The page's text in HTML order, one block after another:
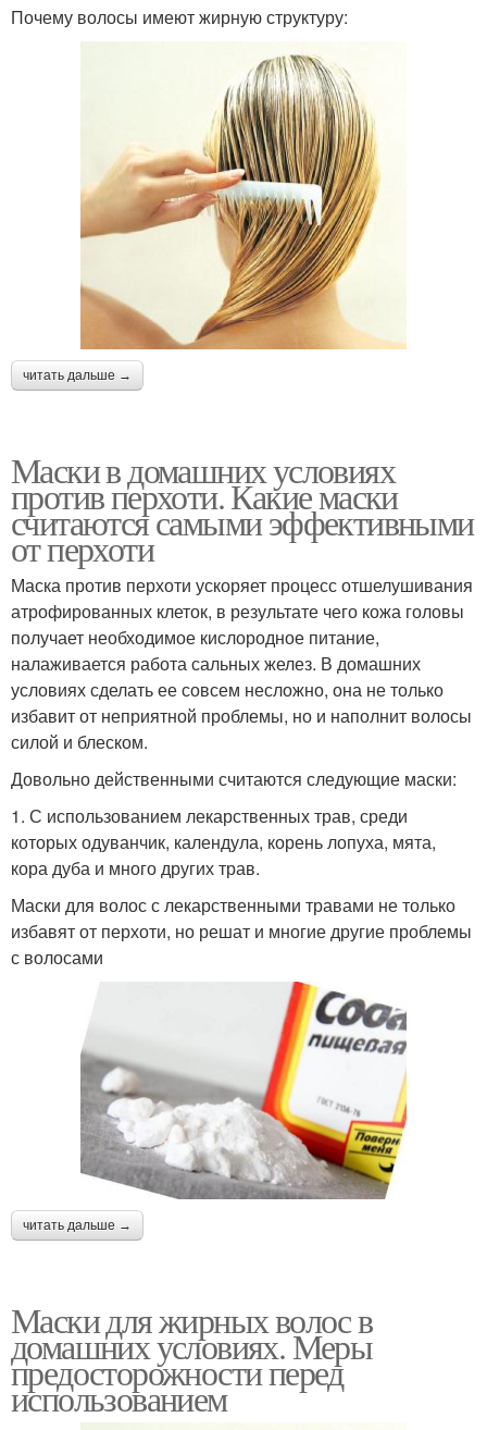
Почему волосы имеют жирную структуру:
читать дальше →
Маски в домашних условиях
против перхоти. Какие маски
считаются самыми эффективными
от перхоти
Маска против перхоти ускоряет процесс отшелушивания
атрофированных клеток, в результате чего кожа головы
получает необходимое кислородное питание,
налаживается работа сальных желез. В домашних
условиях сделать ее совсем несложно, она не только
избавит от неприятной проблемы, но и наполнит волосы
силой и блеском.
Довольно действенными считаются следующие маски:
1. С использованием лекарственных трав, среди
которых одуванчик, календула, корень лопуха, мята,
кора дуба и много других трав.
Маски для волос с лекарственными травами не только
избавят от перхоти, но решат и многие другие проблемы
с волосами
читать дальше →
Маски для жирных волос в
домашних условиях. Меры
предосторожности перед
использованием